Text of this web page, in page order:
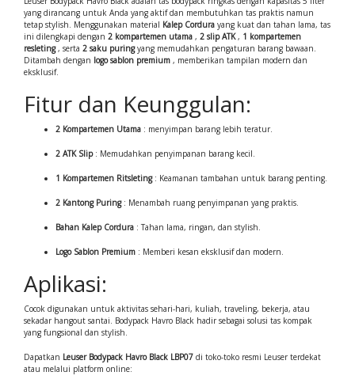
yang dirancang untuk Anda yang aktif dan membutuhkan tas praktis namun
tetap stylish. Menggunakan material Kalep Cordura yang kuat dan tahan lama, tas
ini dilengkapi dengan 2 kompartemen utama , 2 slip ATK, 1 kompartemen
resleting, serta 2 saku puringyang memudahkan pengaturan barang bawaan.
Ditambah dengan logo sablon premium , memberikan tampilan modern dan
eksklusif.
Fitur dan Keunggulan:
2 Kompartemen Utama : menyimpan barang lebih teratur.
2 ATK Slip: Memudahkan penyimpanan barang kecil.
1 Kompartemen Ritsleting: Keamanan tambahan untuk barang penting.
2 Kantong Puring: Menambah ruang penyimpanan yang praktis.
Bahan Kalep Cordura : Tahan lama, ringan, dan stylish.
Logo Sablon Premium : Memberi kesan eksklusif dan modern.
Aplikasi:
Cocok digunakan untuk aktivitas sehari-hari, kuliah, traveling, bekerja, atau
sekadar hangout santai. Bodypack Havro Black hadir sebagai solusi tas kompak
yang fungsional dan stylish.
Dapatkan Leuser Bodypack Havro Black LBP07 di toko-toko resmi Leuser terdekat
atau melalui platform online: